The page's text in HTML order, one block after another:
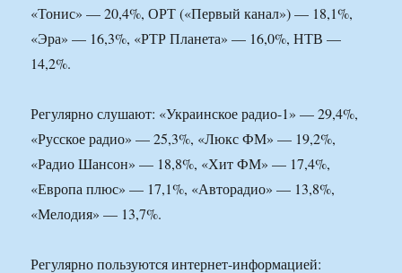
«Тонис» — 20,4%, ОРТ («Первый канал») — 18,1%,
«Эра» — 16,3%, «РТР Планета» — 16,0%, НТВ —
14,2%.
Регулярно слушают: «Украинское радио-1» — 29,4%,
«Русское радио» — 25,3%, «Люкс ФМ» — 19,2%,
«Радио Шансон» — 18,8%, «Хит ФМ» — 17,4%,
«Европа плюс» — 17,1%, «Авторадио» — 13,8%,
«Мелодия» — 13,7%.
Регулярно пользуются интернет-информацией: